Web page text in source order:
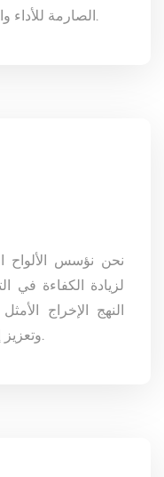
الصارمة للأداء والسلامة ، التأكد الموثوقية والكفاءة.
لزيادة الكفاءة في
النهج الإخراج
وتعزيز إنتاجية الطاقة الشمسية التركيبات.